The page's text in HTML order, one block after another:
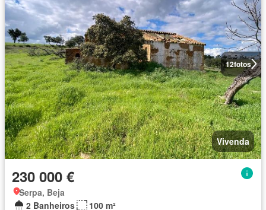
12fotos
Vivenda
230 000 €
Serpa, Beja
2 Banheiros
100 m²